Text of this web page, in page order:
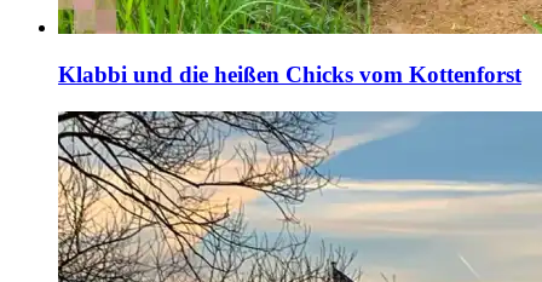
Klabbi und die heißen Chicks vom Kottenforst